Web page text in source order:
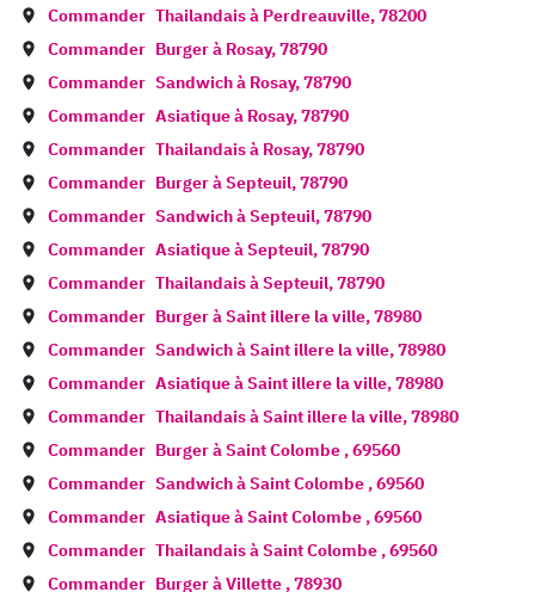
Commander Thailandais à Perdreauville,78200
Commander Burger à Rosay,78790
Commander Sandwich à Rosay,78790
Commander Asiatique à Rosay,78790
Commander Thailandais à Rosay,78790
Commander Burger àSepteuil,78790
Commander Sandwich àSepteuil,78790
Commander Asiatique àSepteuil,78790
Commander Thailandais àSepteuil,78790
Commander Burger àSaint illere la ville,78980
Commander Sandwich àSaint illere la ville,78980
Commander Asiatique àSaint illere la ville,78980
Commander Thailandais àSaint illere la ville,78980
Commander Burger àSaint Colombe ,69560
Commander Sandwich àSaint Colombe ,69560
Commander Asiatique àSaint Colombe ,69560
Commander Thailandais àSaint Colombe ,69560
Commander Burger àVillette ,78930